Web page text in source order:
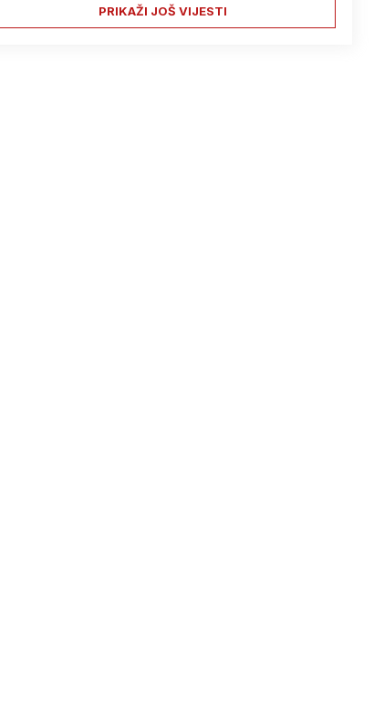
PRIKAŽI JOŠ VIJESTI